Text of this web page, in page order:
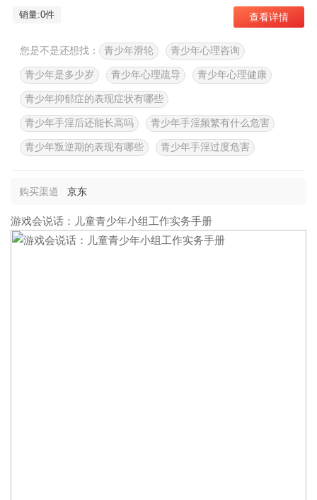
销量:0件 查看详情
您是不是还想找： 青少年滑轮 青少年心理咨询
青少年是多少岁 青少年心理疏导 青少年心理健康
青少年抑郁症的表现症状有哪些
青少年手淫后还能长高吗 青少年手淫频繁有什么危害
青少年叛逆期的表现有哪些 青少年手淫过度危害
购买渠道 京东
游戏会说话：儿童青少年小组工作实务手册